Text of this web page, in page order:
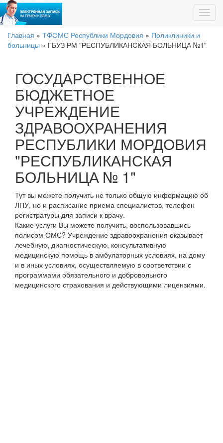
Главная » ТФОМС Республики Мордовия » Поликлиники и
больницы » ГБУЗ РМ "РЕСПУБЛИКАНСКАЯ БОЛЬНИЦА №1"
ГОСУДАРСТВЕННОЕ
БЮДЖЕТНОЕ
УЧРЕЖДЕНИЕ
ЗДРАВООХРАНЕНИЯ
РЕСПУБЛИКИ МОРДОВИЯ
"РЕСПУБЛИКАНСКАЯ
БОЛЬНИЦА № 1"
Тут вы можете получить не только общую информацию об
ЛПУ, но и расписание приема специалистов, телефон
регистратуры для записи к врачу.
Какие услуги Вы можете получить, воспользовавшись
полисом ОМС? Учреждение здравоохранения оказывает
лечебную, диагностическую, консультативную
медицинскую помощь в амбулаторных условиях, на дому
и в иных условиях, осуществляемую в соответствии с
программами обязательного и добровольного
медицинского страхования и действующими лицензиями.